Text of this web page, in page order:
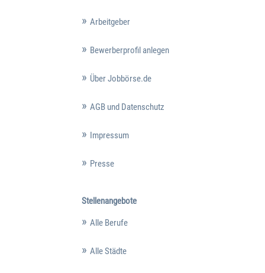
Arbeitgeber
Bewerberprofil anlegen
Über Jobbörse.de
AGB und Datenschutz
Impressum
Presse
Stellenangebote
Alle Berufe
Alle Städte